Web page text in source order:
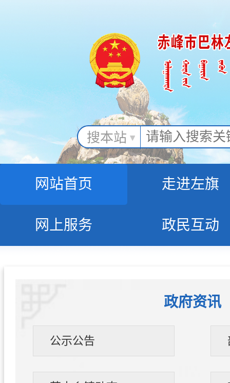
搜本站
网站首页 走进左旗
网上服务 政民互动
政府资讯
公示公告